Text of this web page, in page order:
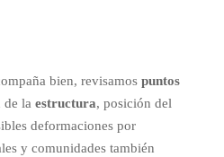
bien, revisamos puntos
de la estructura, posición del
deformaciones por
y comunidades también